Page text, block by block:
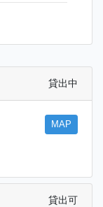
貸出中
MAP
貸出可